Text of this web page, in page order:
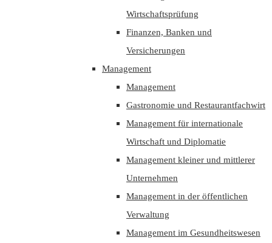
Wirtschaftsprüfung
Finanzen, Banken und
Versicherungen
Management
Management
Gastronomie und Restaurantfachwirt
Management für internationale
Wirtschaft und Diplomatie
Management kleiner und mittlerer
Unternehmen
Management in der öffentlichen
Verwaltung
Management im Gesundheitswesen